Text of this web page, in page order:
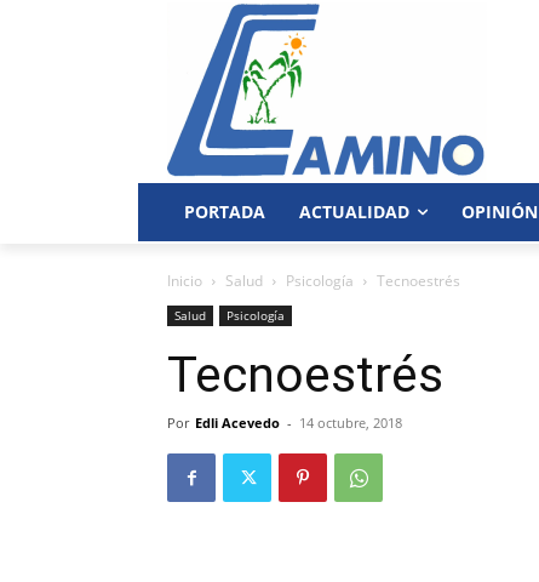
PORTADA ACTUALIDAD OPINIÓN
Inicio Salud Psicología Tecnoestrés
Salud Psicología
Tecnoestrés
Por Edli Acevedo - 14 octubre, 2018